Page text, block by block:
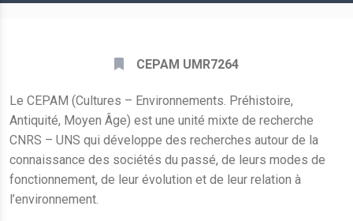
CEPAM UMR7264
Le CEPAM (Cultures – Environnements. Préhistoire,
Antiquité, Moyen Âge) est une unité mixte de recherche
CNRS – UNS qui développe des recherches autour de la
connaissance des sociétés du passé, de leurs modes de
fonctionnement, de leur évolution et de leur relation à
l’environnement.